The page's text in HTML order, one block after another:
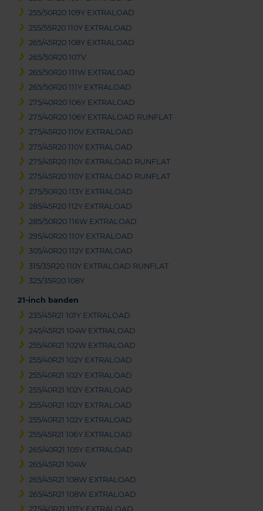
255/50R20 109Y EXTRALOAD
255/55R20 110Y EXTRALOAD
265/45R20 108Y EXTRALOAD
265/50R20 107V
265/50R20 111W EXTRALOAD
265/50R20 111Y EXTRALOAD
275/40R20 106Y EXTRALOAD
275/40R20 106Y EXTRALOAD RUNFLAT
275/45R20 110V EXTRALOAD
275/45R20 110Y EXTRALOAD
275/45R20 110Y EXTRALOAD RUNFLAT
275/45R20 110Y EXTRALOAD RUNFLAT
275/50R20 113Y EXTRALOAD
285/45R20 112Y EXTRALOAD
285/50R20 116W EXTRALOAD
295/40R20 110Y EXTRALOAD
305/40R20 112Y EXTRALOAD
315/35R20 110Y EXTRALOAD RUNFLAT
325/35R20 108Y
21-inch banden
235/45R21 101Y EXTRALOAD
245/45R21 104W EXTRALOAD
255/40R21 102W EXTRALOAD
255/40R21 102Y EXTRALOAD
255/40R21 102Y EXTRALOAD
255/40R21 102Y EXTRALOAD
255/40R21 102Y EXTRALOAD
255/40R21 102Y EXTRALOAD
255/45R21 106Y EXTRALOAD
265/40R21 105Y EXTRALOAD
265/45R21 104W
265/45R21 108W EXTRALOAD
265/45R21 108W EXTRALOAD
275/40R21 107Y EXTRALOAD